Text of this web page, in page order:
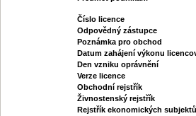
Číslo licence
Odpovědný zástupce
Poznámka pro obchod
Datum zahájení výkonu
Den vzniku oprávnění
Verze licence
Obchodní rejstřík
Živnostenský rejstřík
Rejstřík ekonomických subjektů